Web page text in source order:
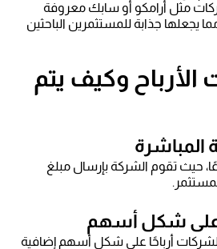
مثل أرامكو أو سابك معروفة
يجعلها جذابة للمستثمرين الباحثين
الأرباح وكيف يتم
المباشرة
حيث تقوم الشركة بإرسال مبلغ
على شكل أسهم
أرباحًا على شكل أسهم إضافية